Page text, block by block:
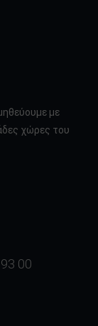
με
χώρες του
00